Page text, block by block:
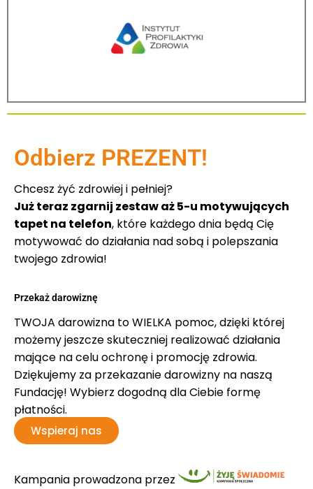
Odbierz PREZENT!
Chcesz żyć zdrowiej i pełniej?
Już teraz zgarnij zestaw aż 5-u motywujących
tapet na telefon, które każdego dnia będą Cię
motywować do działania nad sobą i polepszania
twojego zdrowia!
Przekaż darowiznę
TWOJA darowizna to WIELKA pomoc, dzięki której
możemy jeszcze skuteczniej realizować działania
mające na celu ochronę i promocję zdrowia.
Dziękujemy za przekazanie darowizny na naszą
Fundację! Wybierz dogodną dla Ciebie formę
płatności.
Wspieraj nas
Kampania prowadzona przez